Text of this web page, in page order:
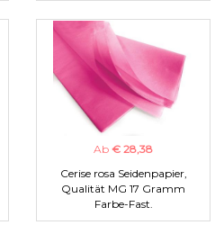
Ab € 28,38
Cerise rosa Seidenpapier,
Qualität MG 17 Gramm
Farbe-Fast.